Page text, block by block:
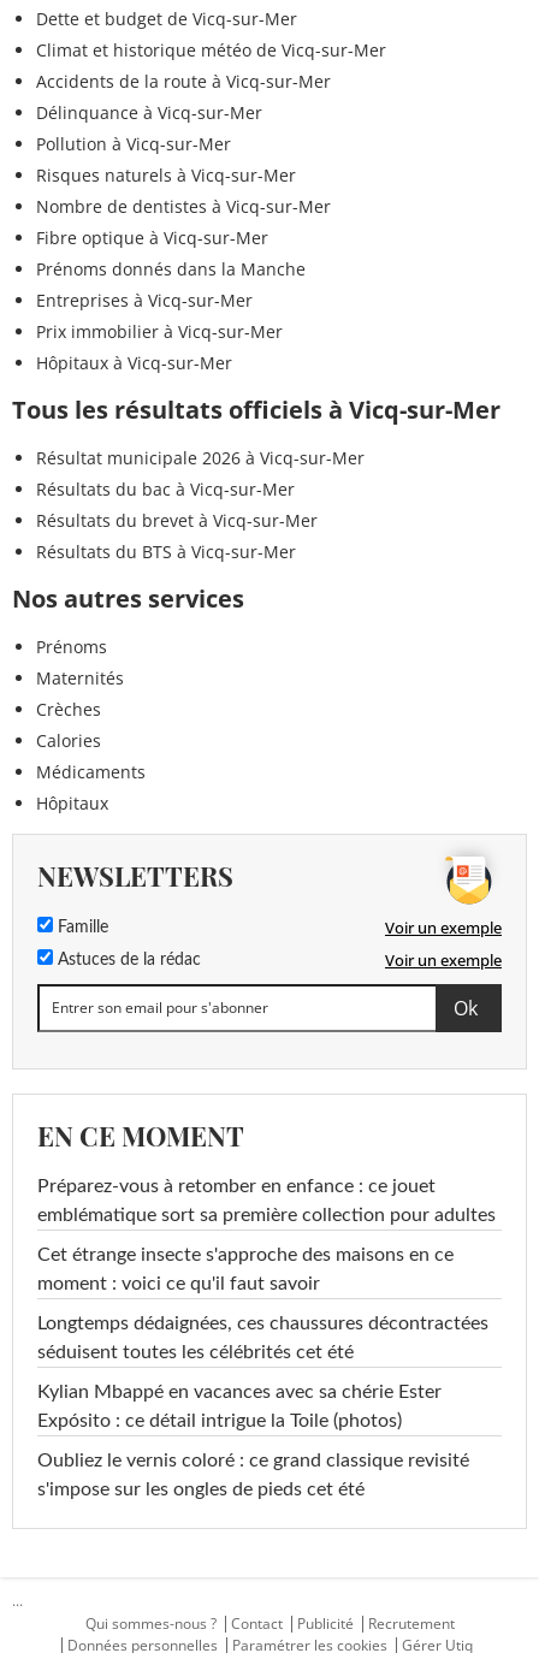
Dette et budget de Vicq-sur-Mer
Climat et historique météo de Vicq-sur-Mer
Accidents de la route à Vicq-sur-Mer
Délinquance à Vicq-sur-Mer
Pollution à Vicq-sur-Mer
Risques naturels à Vicq-sur-Mer
Nombre de dentistes à Vicq-sur-Mer
Fibre optique à Vicq-sur-Mer
Prénoms donnés dans la Manche
Entreprises à Vicq-sur-Mer
Prix immobilier à Vicq-sur-Mer
Hôpitaux à Vicq-sur-Mer
Tous les résultats officiels à Vicq-sur-Mer
Résultat municipale 2026 à Vicq-sur-Mer
Résultats du bac à Vicq-sur-Mer
Résultats du brevet à Vicq-sur-Mer
Résultats du BTS à Vicq-sur-Mer
Nos autres services
Prénoms
Maternités
Crèches
Calories
Médicaments
Hôpitaux
NEWSLETTERS
Famille Voir un exemple
Astuces de la rédac Voir un exemple
EN CE MOMENT
Préparez-vous à retomber en enfance : ce jouet
emblématique sort sa première collection pour adultes
Cet étrange insecte s'approche des maisons en ce
moment : voici ce qu'il faut savoir
Longtemps dédaignées, ces chaussures décontractées
séduisent toutes les célébrités cet été
Kylian Mbappé en vacances avec sa chérie Ester
Expósito : ce détail intrigue la Toile (photos)
Oubliez le vernis coloré : ce grand classique revisité
s'impose sur les ongles de pieds cet été
...
Qui sommes-nous ?
Contact Publicité
Recrutement
Données personnelles
Paramétrer les cookies Gérer Utiq